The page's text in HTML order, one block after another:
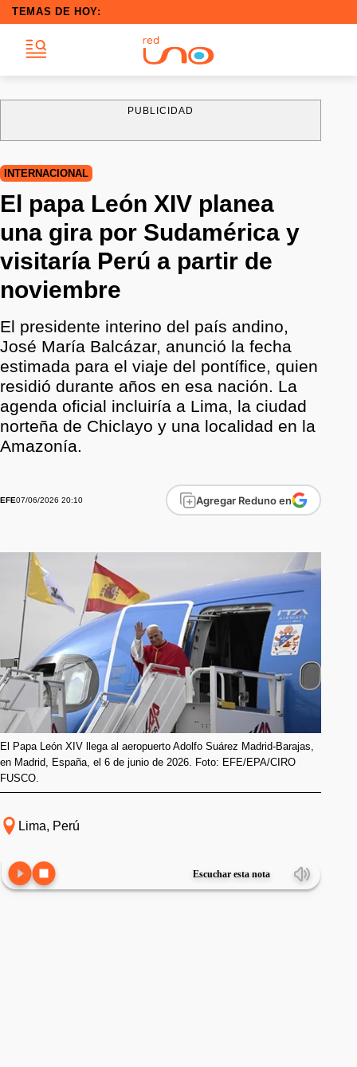
TEMAS DE HOY:
PUBLICIDAD
INTERNACIONAL
El papa León XIV planea
una gira por Sudamérica y
visitaría Perú a partir de
noviembre
El presidente interino del país andino,
José María Balcázar, anunció la fecha
estimada para el viaje del pontífice, quien
residió durante años en esa nación. La
agenda oficial incluiría a Lima, la ciudad
norteña de Chiclayo y una localidad en la
Amazonía.
EFE07/06/2026 20:10 Agregar Reduno en
El Papa León XIV llega al aeropuerto Adolfo Suárez Madrid-Barajas,
en Madrid, España, el 6 de junio de 2026. Foto: EFE/EPA/CIRO
FUSCO.
Lima, Perú
Escuchar esta nota